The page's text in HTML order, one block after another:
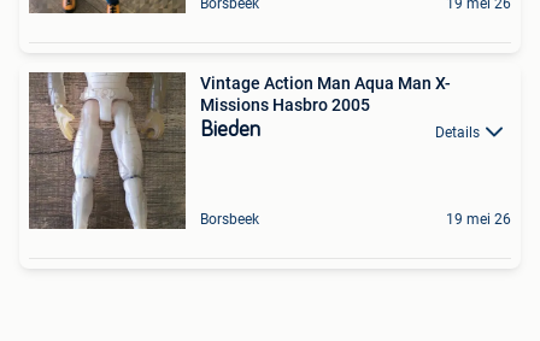
Borsbeek 19 mei 26
Vintage Action Man Aqua Man X-
Missions Hasbro 2005
Bieden Details
Borsbeek 19 mei 26